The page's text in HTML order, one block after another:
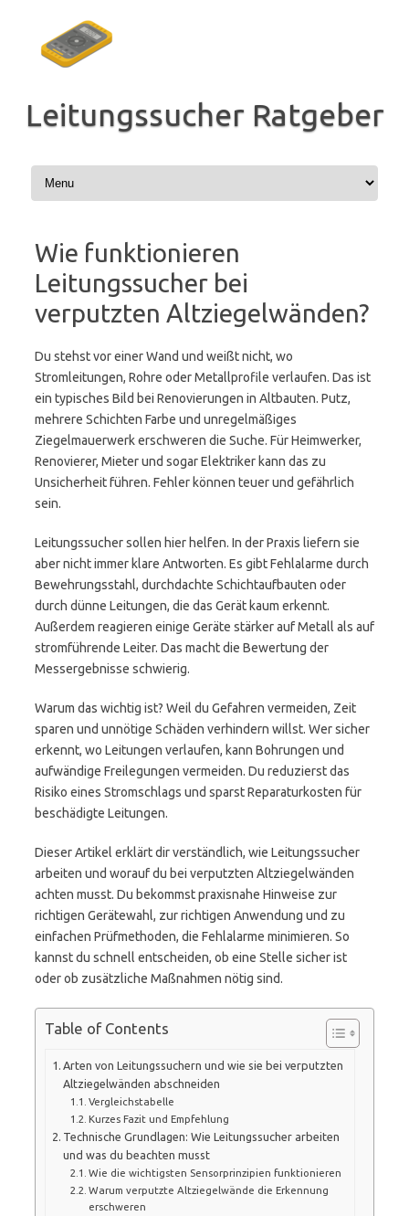
springen
Leitungssucher Ratgeber
Wie funktionieren
Leitungssucher bei
verputzten Altziegelwänden?
Du stehst vor einer Wand und weißt nicht, wo
Stromleitungen, Rohre oder Metallprofile verlaufen. Das ist
ein typisches Bild bei Renovierungen in Altbauten. Putz,
mehrere Schichten Farbe und unregelmäßiges
Ziegelmauerwerk erschweren die Suche. Für Heimwerker,
Renovierer, Mieter und sogar Elektriker kann das zu
Unsicherheit führen. Fehler können teuer und gefährlich
sein.
Leitungssucher sollen hier helfen. In der Praxis liefern sie
aber nicht immer klare Antworten. Es gibt Fehlalarme durch
Bewehrungsstahl, durchdachte Schichtaufbauten oder
durch dünne Leitungen, die das Gerät kaum erkennt.
Außerdem reagieren einige Geräte stärker auf Metall als auf
stromführende Leiter. Das macht die Bewertung der
Messergebnisse schwierig.
Warum das wichtig ist? Weil du Gefahren vermeiden, Zeit
sparen und unnötige Schäden verhindern willst. Wer sicher
erkennt, wo Leitungen verlaufen, kann Bohrungen und
aufwändige Freilegungen vermeiden. Du reduzierst das
Risiko eines Stromschlags und sparst Reparaturkosten für
beschädigte Leitungen.
Dieser Artikel erklärt dir verständlich, wie Leitungssucher
arbeiten und worauf du bei verputzten Altziegelwänden
achten musst. Du bekommst praxisnahe Hinweise zur
richtigen Gerätewahl, zur richtigen Anwendung und zu
einfachen Prüfmethoden, die Fehlalarme minimieren. So
kannst du schnell entscheiden, ob eine Stelle sicher ist
oder ob zusätzliche Maßnahmen nötig sind.
Table of Contents
Arten von Leitungssuchern und wie sie bei verputzten
Altziegelwänden abschneiden
Vergleichstabelle
Kurzes Fazit und Empfehlung
Technische Grundlagen: Wie Leitungssucher arbeiten
und was du beachten musst
Wie die wichtigsten Sensorprinzipien funktionieren
Warum verputzte Altziegelwände die Erkennung
erschweren